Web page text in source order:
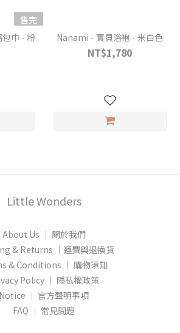
售完
巾 - 粉
Nanami - 寶貝浴袍 - 米白色
NT$1,780
Little Wonders
About Us │ 關於我們
& Returns │運費與退換貨
& Conditions │ 購物須知
Policy │ 隱私權政策
Notice │ 官方聲明事項
FAQ │ 常見問題